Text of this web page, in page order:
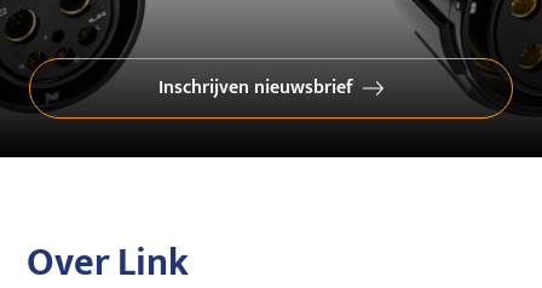
Inschrijven nieuwsbrief
Over Link